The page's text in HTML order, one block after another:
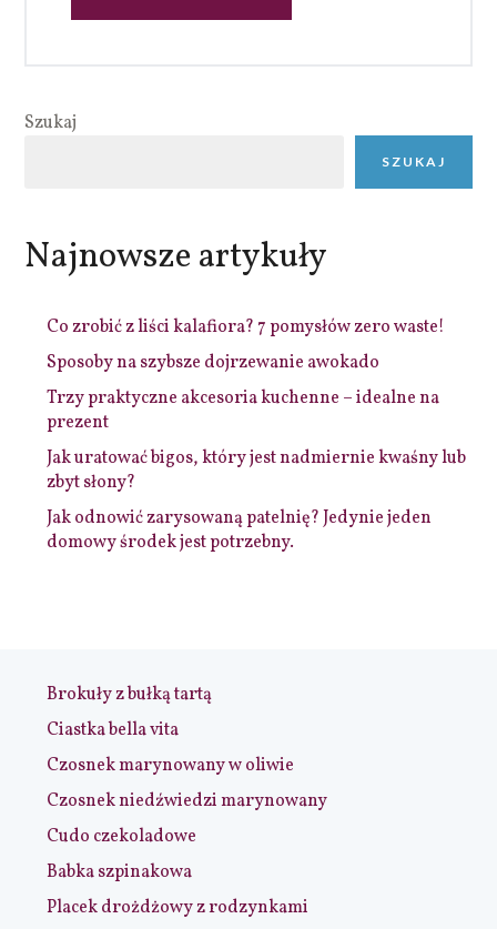
Szukaj
SZUKAJ
Najnowsze artykuły
Co zrobić z liści kalafiora? 7 pomysłów zero waste!
Sposoby na szybsze dojrzewanie awokado
Trzy praktyczne akcesoria kuchenne – idealne na
prezent
Jak uratować bigos, który jest nadmiernie kwaśny lub
zbyt słony?
Jak odnowić zarysowaną patelnię? Jedynie jeden
domowy środek jest potrzebny.
Brokuły z bułką tartą
Ciastka bella vita
Czosnek marynowany w oliwie
Czosnek niedźwiedzi marynowany
Cudo czekoladowe
Babka szpinakowa
Placek drożdżowy z rodzynkami